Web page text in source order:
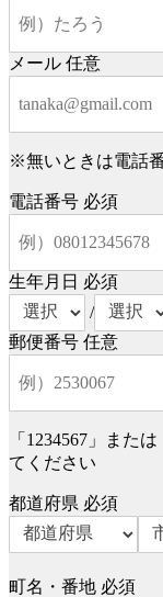
メール 任意
※無いときは電話
電話番号 必須
生年月日 必須
/
郵便番号 任意
「1234567」また
てください
都道府県 必須
町名・番地 必須